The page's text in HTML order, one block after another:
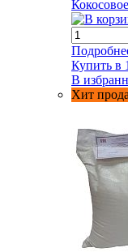
Купить в
В
Хит